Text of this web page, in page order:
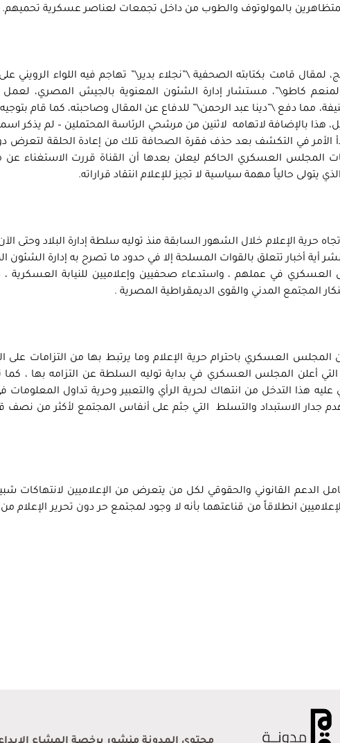
بالمولوتوف والطوب من داخل تجمعات لعناصر عسكرية تحميهم.
قامت بكتابته الصحفية \”نجلاء بدير\” تهاجم فيه اللواء الرويني
المنعم كاطو\”، مستشار إدارة الشئون المعنوية بالجيش المصري، لعمل
مما دفع \”دينا عبد الرحمن\” للدفاع عن المقال وصاحبته، كما قام
للحركة الشبابية المعارضة 6 أبريل، هذا بالإضافة لاتهامه لاثنين من مرشحي الرئاسة المحتملين – لم يذكر
الأمر في التكشف بعد حذف فقرة الصحافة تلك من إعادة الحلقة لتعرض
العسكري الحاكم ليعلن بعدها أن القناة قررت الاستغناء عن
يتولى حالياً مهمة سياسية لا تجيز للإعلام انتقاد قراراته.
الإعلام خلال الشهور السابقة منذ توليه سلطة إدارة البلاد وحتى الآن
أية أخبار تتعلق بالقوات المسلحة إلا في حدود ما تصرح به إدارة الشئون
العسكري في عملهم ، واستدعاء صحفيين وإعلاميين للنيابة العسكرية ،
المجتمع المدني والقوى الديمقراطية المصرية .
العسكري باحترام حرية الإعلام وما يرتبط بها من التزامات على
أعلن المجلس العسكري في بداية توليه السلطة عن التزامه بها ، كما
هذا التدخل من انتهاك لحرية الرأي والتعبير وحرية تداول
جدار الاستبداد والتسلط التي جثم على أنفاس المجتمع لأكثر من نصف
الدعم القانوني والحقوقي لكل من يتعرض من الإعلاميين لانتهاكات
انطلاقاً من قناعتهما بأنه لا وجود لمجتمع حر دون تحرير الإعلام